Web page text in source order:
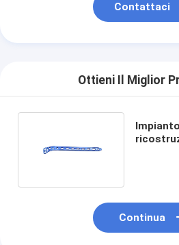
Contattaci
Ottieni Il Miglior
Continua